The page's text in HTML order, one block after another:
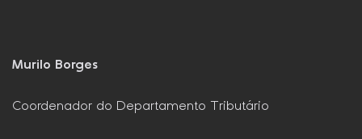
Murilo Borges
Coordenador do Departamento Tributário